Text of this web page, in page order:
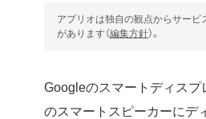
アプリオは独自の観点からサービ
があります（編集方針）。
Googleのスマートディスプ
のスマートスピーカーにデ